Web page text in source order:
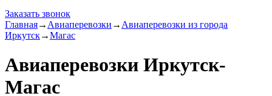
Заказать звонок
Главная→ Авиаперевозки → Авиаперевозки из города
Иркутск→Магас
Авиаперевозки Иркутск-
Магас